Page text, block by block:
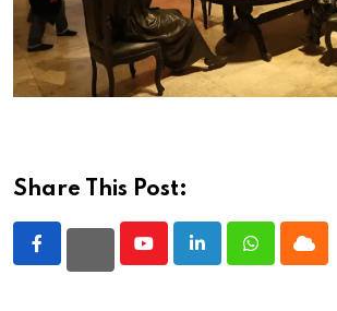
Share This Post:
YoutubeLinkedInWhatsappCloud